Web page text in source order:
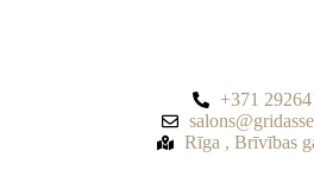
+371
Rīga , Brīvības